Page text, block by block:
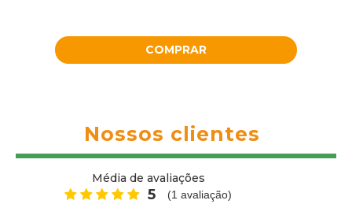
COMPRAR
Nossos clientes
Média de avaliações
5 (1 avaliação)